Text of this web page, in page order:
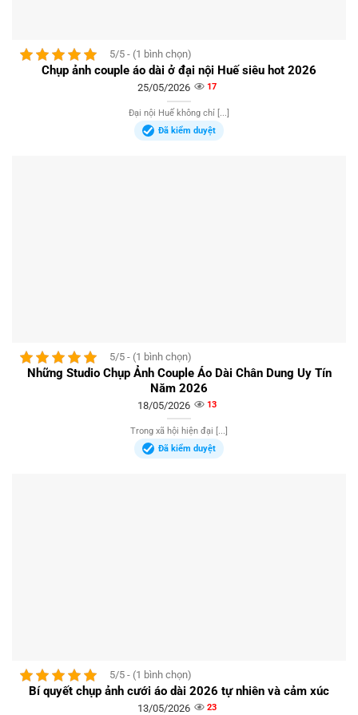
5/5 - (1 bình chọn)
Chụp ảnh couple áo dài ở đại nội Huế siêu hot 2026
25/05/2026 17
Đại nội Huế không chỉ [...]
Đã kiểm duyệt
5/5 - (1 bình chọn)
Những Studio Chụp Ảnh Couple Áo Dài Chân Dung Uy Tín
Năm 2026
18/05/2026 13
Trong xã hội hiện đại [...]
Đã kiểm duyệt
5/5 - (1 bình chọn)
Bí quyết chụp ảnh cưới áo dài 2026 tự nhiên và cảm xúc
13/05/2026 23